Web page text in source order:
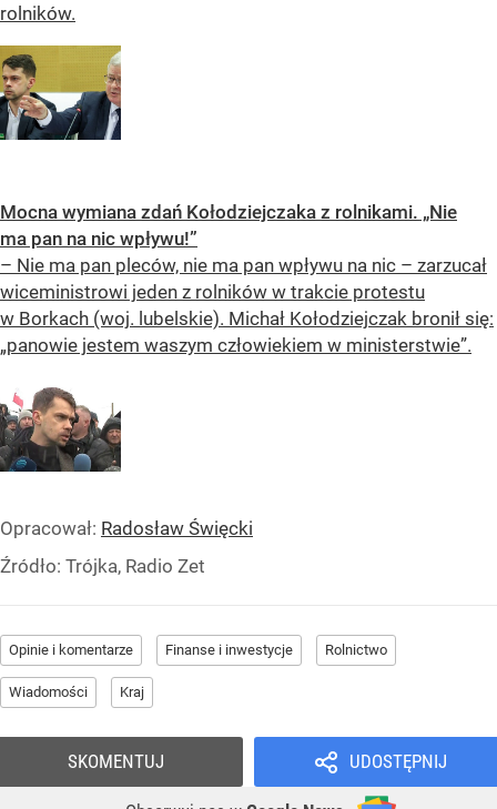
rolników.
Mocna wymiana zdań Kołodziejczaka z rolnikami. „Nie
ma pan na nic wpływu!”
– Nie ma pan pleców, nie ma pan wpływu na nic – zarzucał
wiceministrowi jeden z rolników w trakcie protestu
w Borkach (woj. lubelskie). Michał Kołodziejczak bronił się:
„panowie jestem waszym człowiekiem w ministerstwie”.
Opracował: Radosław Święcki
Źródło: Trójka, Radio Zet
Opinie i komentarze Finanse i inwestycje Rolnictwo
Wiadomości Kraj
UDOSTĘPNIJ
SKOMENTUJ